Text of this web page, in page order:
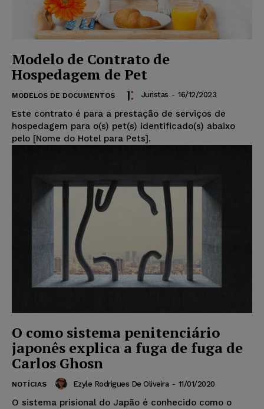
Modelo de Contrato de
Hospedagem de Pet
MODELOS DE DOCUMENTOS Juristas - 16/12/2023
Este contrato é para a prestação de serviços de
hospedagem para o(s) pet(s) identificado(s) abaixo
pelo [Nome do Hotel para Pets].
O como sistema penitenciário
japonês explica a fuga de fuga de
Carlos Ghosn
NOTÍCIAS Ezyle Rodrigues De Oliveira - 11/01/2020
O sistema prisional do Japão é conhecido como o